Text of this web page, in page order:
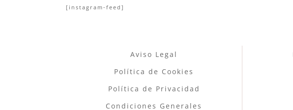
[instagram-feed]
Aviso Legal
Política de Cookies
Política de Privacidad
Condiciones Generales